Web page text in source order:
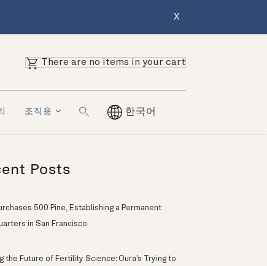
X
There are no items in your cart
조직용 한국어
Posts
500 Pine, Establishing a Permanent
in San Francisco
the Future of Fertility Science: Oura’s Trying to